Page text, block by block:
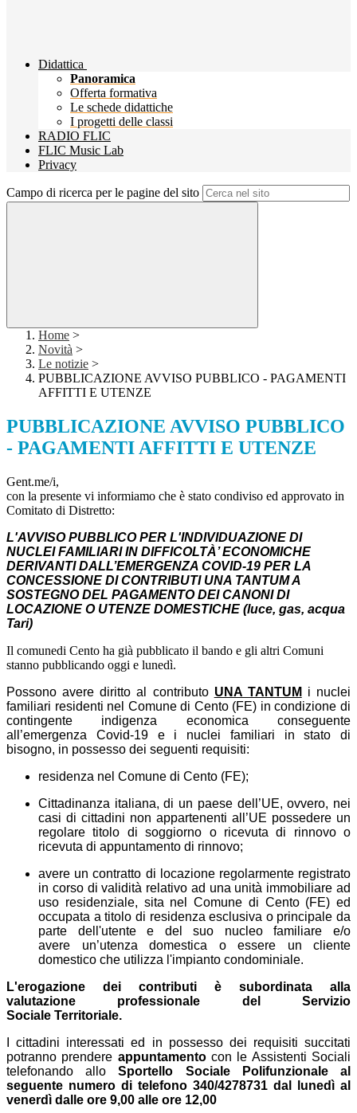
Didattica
Panoramica
Offerta formativa
Le schede didattiche
I progetti delle classi
RADIO FLIC
FLIC Music Lab
Privacy
Campo di ricerca per le pagine del sito
Home >
Novità >
Le notizie >
PUBBLICAZIONE AVVISO PUBBLICO - PAGAMENTI
AFFITTI E UTENZE
PUBBLICAZIONE AVVISO PUBBLICO
- PAGAMENTI AFFITTI E UTENZE
Gent.me/i,
con la presente vi informiamo che è stato condiviso ed approvato in
Comitato di Distretto:
L'AVVISO PUBBLICO PER L'INDIVIDUAZIONE DI
NUCLEI FAMILIARI IN DIFFICOLTÀ’ ECONOMICHE
DERIVANTI DALL’EMERGENZA COVID-19 PER LA
CONCESSIONE DI CONTRIBUTI UNA TANTUM A
SOSTEGNO DEL PAGAMENTO DEI CANONI DI
LOCAZIONE O UTENZE DOMESTICHE (luce, gas, acqua
Tari)
Il comunedi Cento ha già pubblicato il bando e gli altri Comuni
stanno pubblicando oggi e lunedì.
Possono avere diritto al contributo UNA TANTUM i nuclei
familiari residenti nel Comune di Cento (FE) incondizione di
contingente indigenza economica conseguente
all’emergenza Covid-19 e i nuclei familiari in stato di
bisogno, in possesso dei seguenti requisiti:
residenza nel Comune di Cento (FE);
Cittadinanza italiana, di un paese dell’UE, ovvero, nei
casi di cittadini non appartenenti all’UE possedere un
regolare titolo di soggiorno o ricevuta di rinnovo o
ricevuta di appuntamento di rinnovo;
avere un contratto di locazione regolarmente registrato
in corso di validità relativo ad una unità immobiliare ad
uso residenziale, sita nel Comune di Cento (FE) ed
occupata a titolo di residenza esclusiva o principale da
parte dell'utente e del suo nucleo familiare e/o
avere un’utenza domestica o essere un cliente
domestico che utilizza l'impianto condominiale.
L'erogazione dei contributi è subordinata alla
valutazione professionale del Servizio
Sociale Territoriale.
I cittadini interessati ed in possesso dei requisiti succitati
potranno prendere appuntamentocon le Assistenti Sociali
telefonandoalloSportello Sociale Polifunzionaleal
seguente numero di telefono 340/4278731 dal lunedì al
venerdì dalle ore 9,00 alle ore 12,00